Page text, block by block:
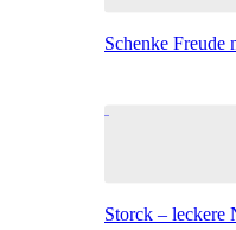
Schenke Freude
Storck – leckere